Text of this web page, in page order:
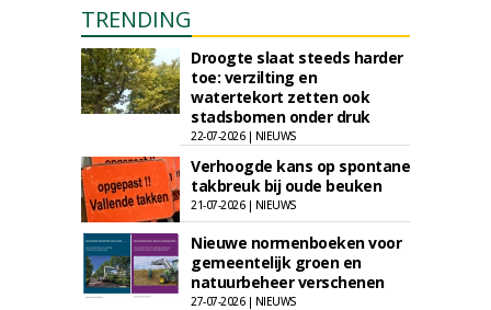
TRENDING
Droogte slaat steeds harder
toe: verzilting en
watertekort zetten ook
stadsbomen onder druk
22-07-2026 | NIEUWS
Verhoogde kans op spontane
takbreuk bij oude beuken
21-07-2026 | NIEUWS
Nieuwe normenboeken voor
gemeentelijk groen en
natuurbeheer verschenen
27-07-2026 | NIEUWS